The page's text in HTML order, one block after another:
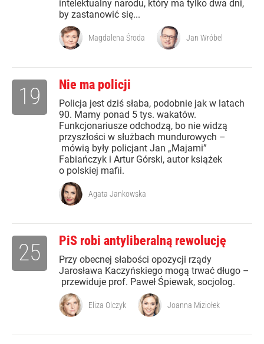
intelektualny narodu, który ma tylko dwa dni,
by zastanowić się...
Magdalena Środa Jan Wróbel
Nie ma policji
Policja jest dziś słaba, podobnie jak w latach
90. Mamy ponad 5 tys. wakatów.
Funkcjonariusze odchodzą, bo nie widzą
przyszłości w służbach mundurowych –
mówią były policjant Jan „Majami”
Fabiańczyk i Artur Górski, autor książek
o polskiej mafii.
19
Agata Jankowska
PiS robi antyliberalną rewolucję
Przy obecnej słabości opozycji rządy
Jarosława Kaczyńskiego mogą trwać długo –
przewiduje prof. Paweł Śpiewak, socjolog.
25
Eliza Olczyk Joanna Miziołek